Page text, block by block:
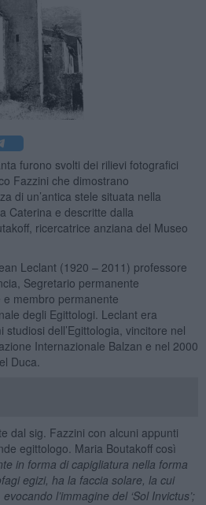
furono svolti dei rilievi fotografici
Fazzini che dimostrano
di un’antica stele situata nella
Caterina e descritte dalla
ricercatrice anziana del Museo
Leclant (1920 – 2011) professore
Segretario permanente
e membro permanente
degli Egittologi. Leclant era
dell’Egittologia, vincitore nel
Internazionale Balzan e nel 2000
Duca.
dal sig. Fazzini con alcuni appunti
egittologo. Maria Boutakoff così
in forma di capigliatura nella forma
egizi, ha la faccia solare, la cui
l’immagine del ‘Sol Invictus’;